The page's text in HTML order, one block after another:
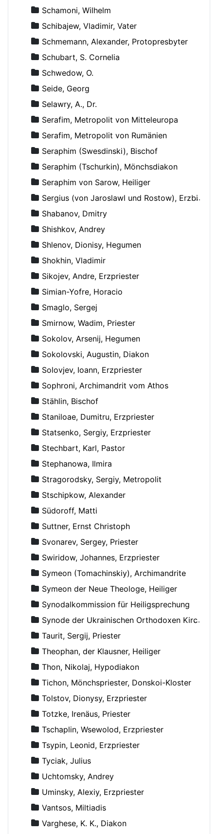
Schamoni, Wilhelm
Schibajew, Vladimir, Vater
Schmemann, Alexander, Protopresbyter
Schubart, S. Cornelia
Schwedow, O.
Seide, Georg
Selawry, A., Dr.
Serafim, Metropolit von Mitteleuropa
Serafim, Metropolit von Rumänien
Seraphim (Swesdinski), Bischof
Seraphim (Tschurkin), Mönchsdiakon
Seraphim von Sarow, Heiliger
Sergius (von Jaroslawl und Rostow), Erzbischof
Shabanov, Dmitry
Shishkov, Andrey
Shlenov, Dionisy, Hegumen
Shokhin, Vladimir
Sikojev, Andre, Erzpriester
Simian-Yofre, Horacio
Smaglo, Sergej
Smirnow, Wadim, Priester
Sokolov, Arsenij, Hegumen
Sokolovski, Augustin, Diakon
Solovjev, Ioann, Erzpriester
Sophroni, Archimandrit vom Athos
Stählin, Bischof
Staniloae, Dumitru, Erzpriester
Statsenko, Sergiy, Erzpriester
Stechbart, Karl, Pastor
Stephanowa, Ilmira
Stragorodsky, Sergiy, Metropolit
Stschipkow, Alexander
Südoroff, Matti
Suttner, Ernst Christoph
Svonarev, Sergey, Priester
Swiridow, Johannes, Erzpriester
Symeon (Tomachinskiy), Archimandrite
Symeon der Neue Theologe, Heiliger
Synodalkommission für Heiligsprechung
Synode der Ukrainischen Orthodoxen Kirche
Taurit, Sergij, Priester
Theophan, der Klausner, Heiliger
Thon, Nikolaj, Hypodiakon
Tichon, Mönchspriester, Donskoi-Kloster
Tolstov, Dionysy, Erzpriester
Totzke, Irenäus, Priester
Tschaplin, Wsewolod, Erzpriester
Tsypin, Leonid, Erzpriester
Tyciak, Julius
Uchtomsky, Andrey
Uminsky, Alexiy, Erzpriester
Vantsos, Miltiadis
Varghese, K. K., Diakon